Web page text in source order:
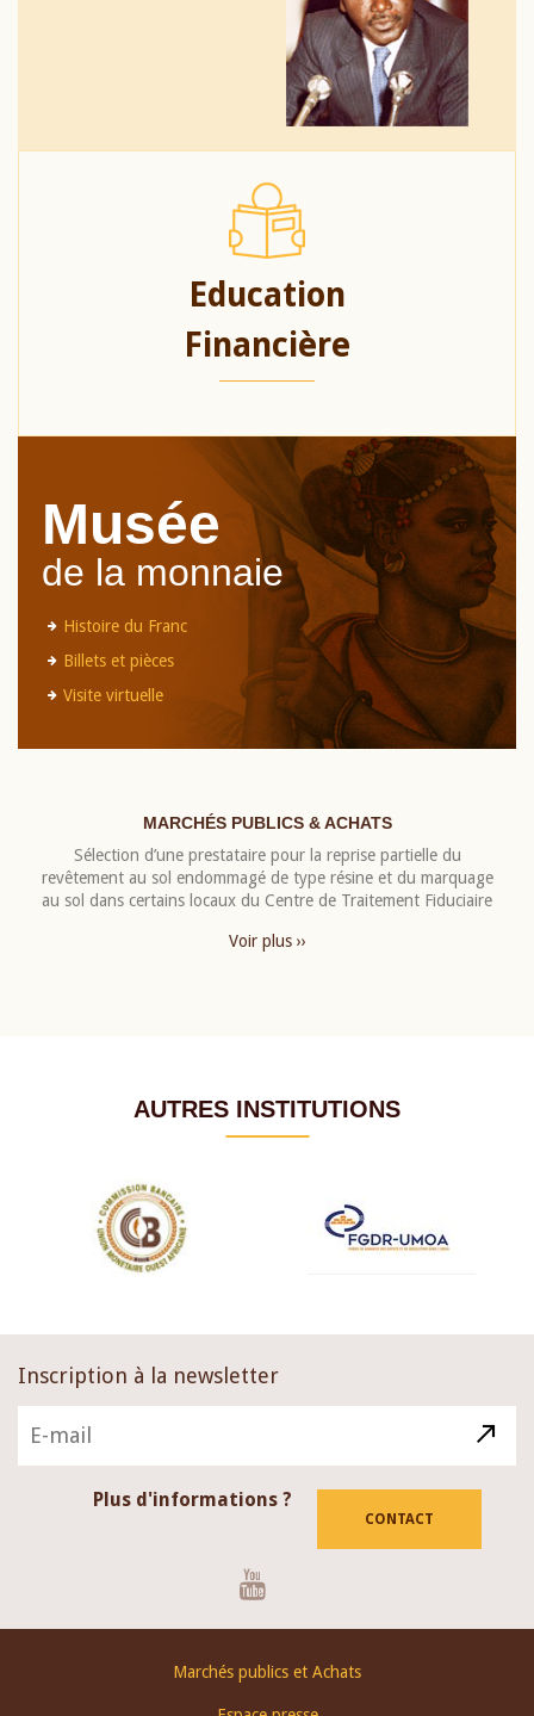
Education
Financière
Musée
de la monnaie
Histoire du Franc
Billets et pièces
Visite virtuelle
MARCHÉS PUBLICS & ACHATS
Sélection d’une prestataire pour la reprise partielle du
revêtement au sol endommagé de type résine et du marquage
au sol dans certains locaux du Centre de Traitement Fiduciaire
Voir plus ››
AUTRES INSTITUTIONS
Inscription à la newsletter
Plus d'informations ?
CONTACT
Marchés publics et Achats